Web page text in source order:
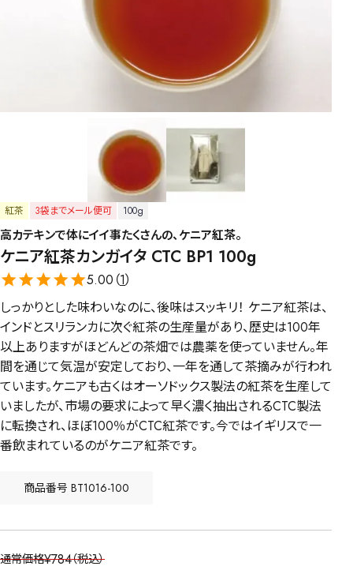
紅茶 3袋までメール便可 100g
高カテキンで体にイイ事たくさんの、ケニア紅茶。
ケニア紅茶カンガイタ CTC BP1 100g
5.00（1）
しっかりとした味わいなのに、後味はスッキリ！ ケニア紅茶は、
インドとスリランカに次ぐ紅茶の生産量があり、歴史は100年
以上ありますがほどんどの茶畑では農薬を使っていません。年
間を通じて気温が安定しており、一年を通して茶摘みが行われ
ています。ケニアも古くはオーソドックス製法の紅茶を生産して
いましたが、市場の要求によって早く濃く抽出されるCTC製法
に転換され、ほぼ100％がCTC紅茶です。今ではイギリスで一
番飲まれているのがケニア紅茶です。
商品番号 BT1016-100
通常価格¥784 税込